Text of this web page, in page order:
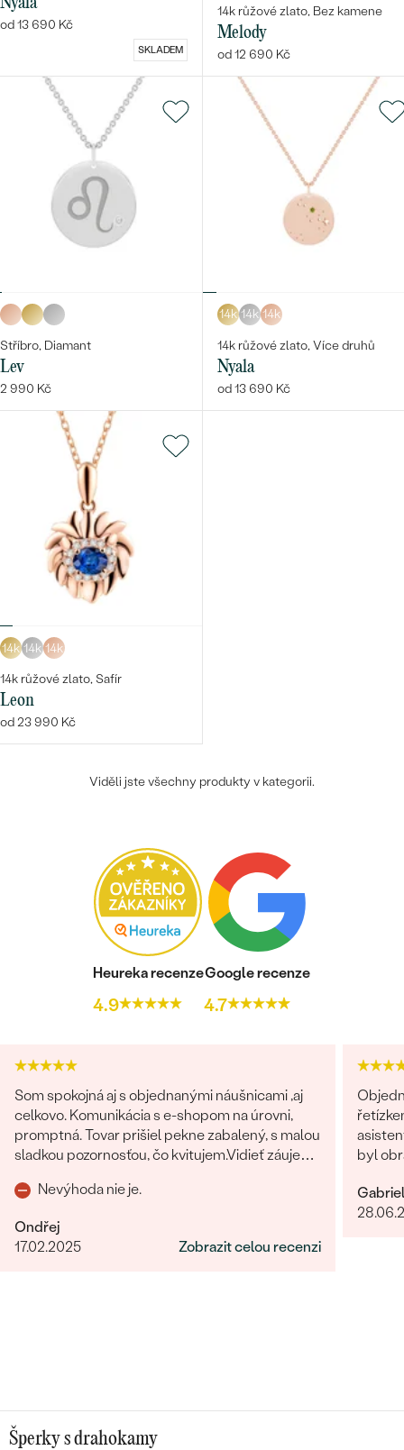
od 13 690 Kč
SKLADEM
14k růžové zlato, Bez kamene
Melody
od 12 690 Kč
Stříbro, Diamant
Lev
2 990 Kč
14k 14k 14k
14k růžové zlato, Více druhů
Nyala
od 13 690 Kč
14k 14k 14k
14k růžové zlato, Safír
Leon
od 23 990 Kč
Viděli jste všechny produkty v kategorii.
Heureka recenze
4.9
Google recenze
4.7
Som spokojná aj s objednanými náušnicami ,aj
celkovo. Komunikácia s e-shopom na úrovni,
promptná. Tovar prišiel pekne zabalený, s malou
sladkou pozornosťou, čo kvitujem.Vidieť záujem
Nevýhoda nie je.
Ondřej
17.02.2025
Zobrazit celou recenzi
byl
je
Šperky s drahokamy